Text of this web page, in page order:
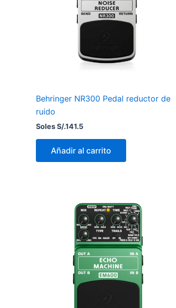
Behringer NR300 Pedal reductor de
ruido
Soles S/.141.5
Añadir al carrito